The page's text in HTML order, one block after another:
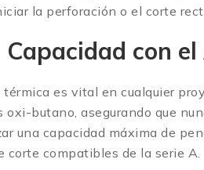
la perforación o el corte
Capacidad con
es vital en cualquier
oxi-butano, asegurando que
una capacidad máxima de
corte compatibles de la serie A.